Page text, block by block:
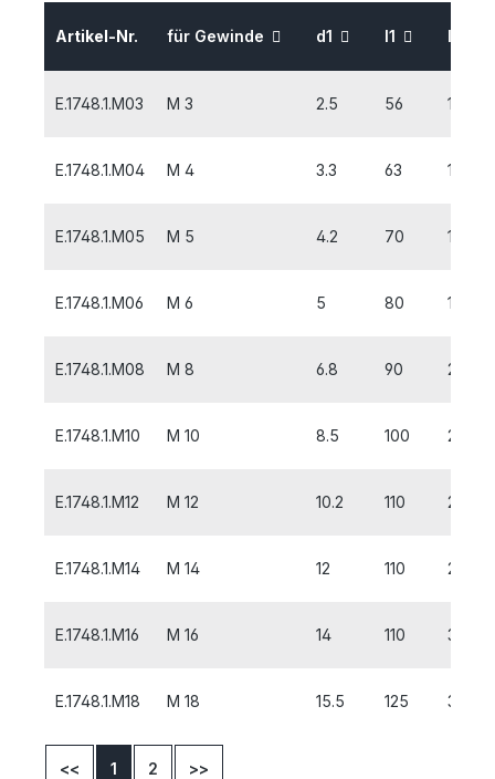
Artikel-Nr. für Gewinde d1 l1 l2
E.1748.1.M03 M 3 2.5 56 10
E.1748.1.M04 M 4 3.3 63 12
E.1748.1.M05 M 5 4.2 70 14
E.1748.1.M06 M 6 5 80 18
E.1748.1.M08 M 8 6.8 90 20
E.1748.1.M10 M 10 8.5 100 20
E.1748.1.M12 M 12 10.2 110 24
E.1748.1.M14 M 14 12 110 25
E.1748.1.M16 M 16 14 110 32
E.1748.1.M18 M 18 15.5 125 32
<< 1 2 >>